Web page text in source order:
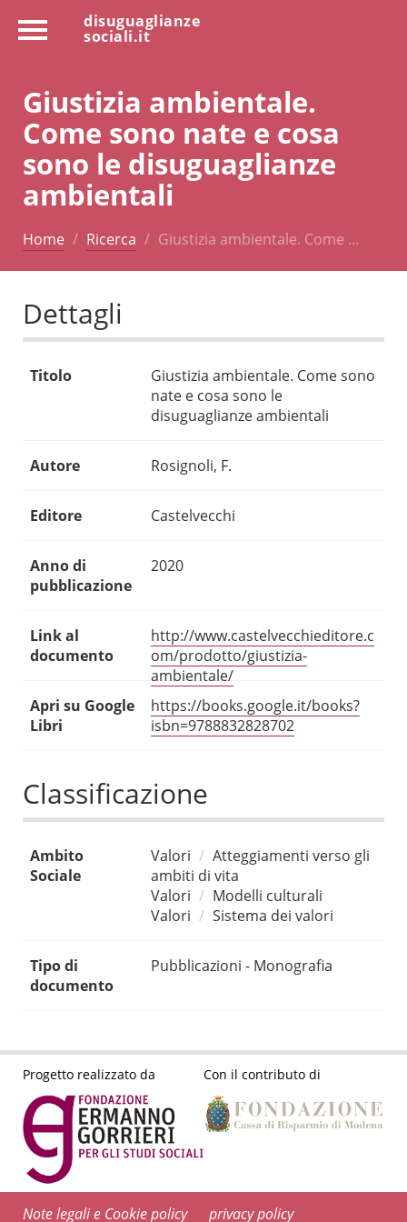
disuguaglianze
sociali.it
Giustizia ambientale.
Come sono nate e cosa
sono le disuguaglianze
ambientali
Home Ricerca Giustizia ambientale. Come …
Dettagli
Titolo
Giustizia ambientale. Come sono
nate e cosa sono le
disuguaglianze ambientali
Autore Rosignoli, F.
Editore Castelvecchi
Anno di
pubblicazione
2020
Link al
documento
http://www.castelvecchieditore.c
om/prodotto/giustizia-
ambientale/
Apri su Google
Libri
https://books.google.it/books?
isbn=9788832828702
Classificazione
Ambito
Sociale
Valori
Atteggiamenti verso gli
ambiti di vita
Valori
Modelli culturali
Valori
Sistema dei valori
Tipo di
documento
Pubblicazioni - Monografia
Progetto realizzato da Con il contributo di
Note legali e Cookie policy privacy policy